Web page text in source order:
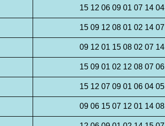
15 12 06 09 01 07 14 04
15 09 12 08 01 02 14 07
09 12 01 15 08 02 07 14
15 09 01 02 12 08 07 06
15 12 07 09 01 06 04 05
09 06 15 07 12 01 14 08